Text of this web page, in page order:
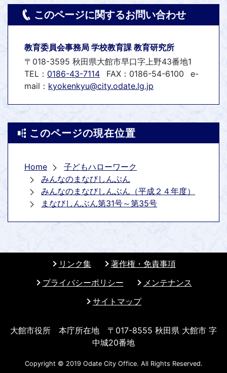
このページに関するお問い合わせ
教育委員会事務局 学校教育課 教育研究所
〒018-3595 秋田県大館市早口字上野43番地1
TEL： 0186-43-7114 FAX：0186-54-6100
e-
mail： kyokenkyu@city.odate.lg.jp
このページの現在位置
Home
子どもハローワーク
みんなのまなびしんぶん
みんなのまなびしんぶん（平成２４年度）
まなびしんぶん第31号～第35号
リンク集
著作権・免責事項
プライバシーポリシー
メンテナンス
サイトマップ
大館市役所 本庁所在地 〒017-8555 秋田県 大館市 字
中城20番地
Copyright © 2019 Odate City Office. All Rights Reserved.